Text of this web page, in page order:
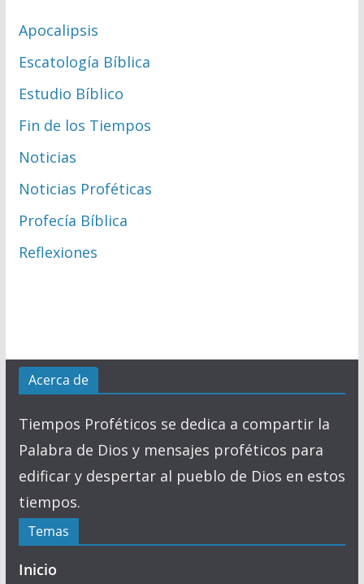
Apocalipsis
Escatología Bíblica
Estudio Bíblico
Fin de los Tiempos
Noticias
Noticias Proféticas
Profecía Bíblica
Reflexiones
Acerca de
Tiempos Proféticos se dedica a compartir la
Palabra de Dios y mensajes proféticos para
edificar y despertar al pueblo de Dios en estos
tiempos.
Temas
Inicio